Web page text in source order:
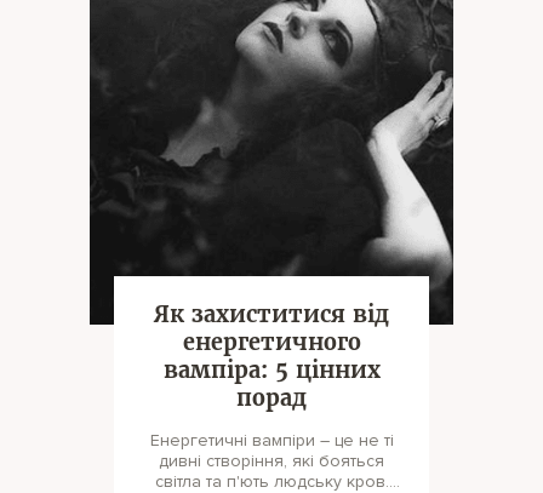
Як захиститися від
енергетичного
вампіра: 5 цінних
порад
Енергетичні вампіри – це не ті
дивні створіння, які бояться
світла та п'ють людську кров.